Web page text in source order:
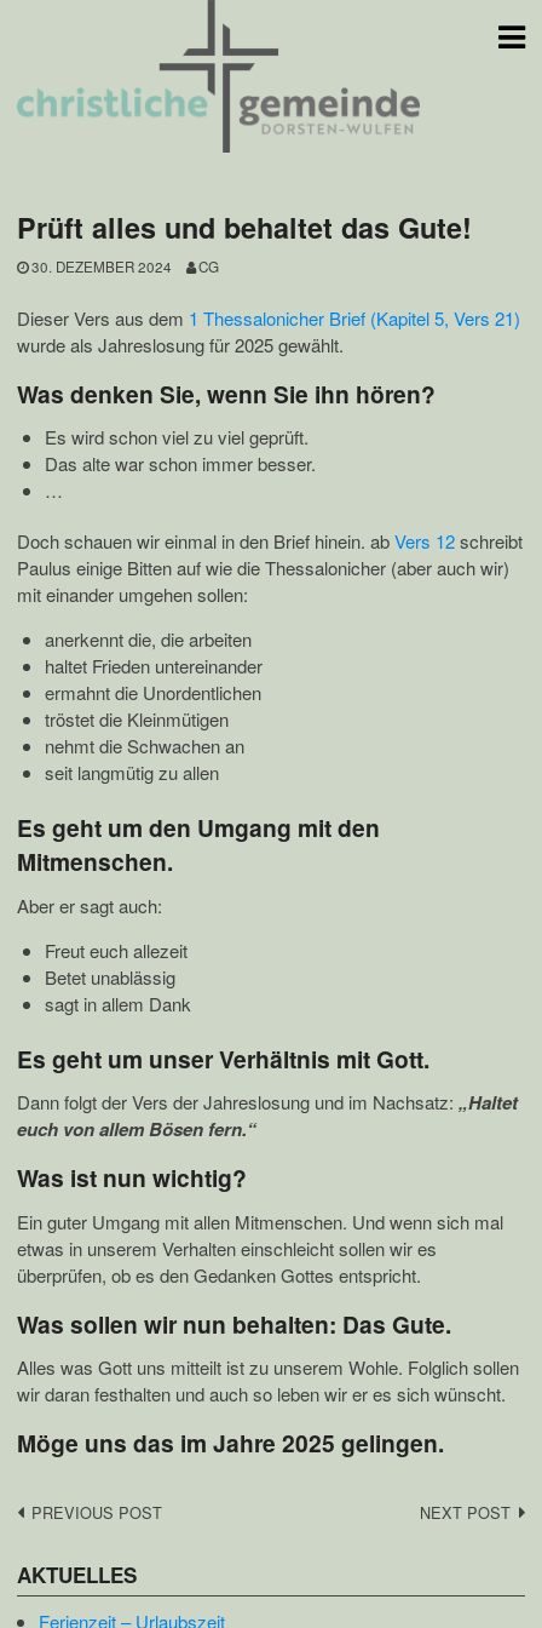
Prüft alles und behaltet das Gute!
30. DEZEMBER 2024 CG
Dieser Vers aus dem 1 Thessalonicher Brief (Kapitel 5, Vers 21)
wurde als Jahreslosung für 2025 gewählt.
Was denken Sie, wenn Sie ihn hören?
Es wird schon viel zu viel geprüft.
Das alte war schon immer besser.
…
Doch schauen wir einmal in den Brief hinein. abVers 12schreibt
Paulus einige Bitten auf wie die Thessalonicher (aber auch wir)
mit einander umgehen sollen:
anerkennt die, die arbeiten
haltet Frieden untereinander
ermahnt die Unordentlichen
tröstet die Kleinmütigen
nehmt die Schwachen an
seit langmütig zu allen
Es geht um den Umgang mit den
Mitmenschen.
Aber er sagt auch:
Freut euch allezeit
Betet unablässig
sagt in allem Dank
Es geht um unser Verhältnis mit Gott.
Dann folgt der Vers der Jahreslosung und im Nachsatz:„Haltet
euch von allem Bösen fern.“
Was ist nun wichtig?
Ein guter Umgang mit allen Mitmenschen. Und wenn sich mal
etwas in unserem Verhalten einschleicht sollen wir es
überprüfen, ob es den Gedanken Gottes entspricht.
Was sollen wir nun behalten: Das Gute.
Alles was Gott uns mitteilt ist zu unserem Wohle. Folglich sollen
wir daran festhalten und auch so leben wir er es sich wünscht.
Möge uns das im Jahre 2025 gelingen.
Post
PREVIOUS POST NEXT POST
AKTUELLES
Ferienzeit – Urlaubszeit